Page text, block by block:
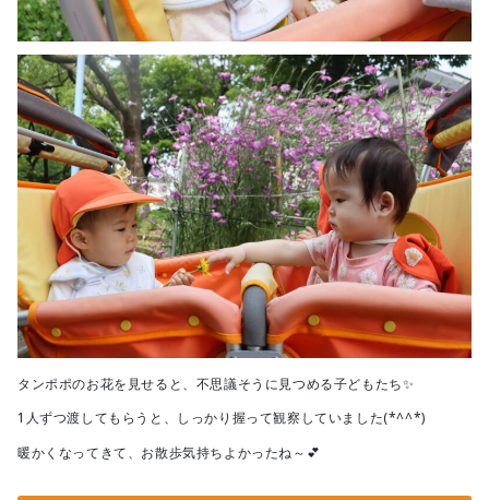
タンポポのお花を見せると、不思議そうに見つめる子どもたち✨
1人ずつ渡してもらうと、しっかり握って観察していました(*^^*)
暖かくなってきて、お散歩気持ちよかったね～💕